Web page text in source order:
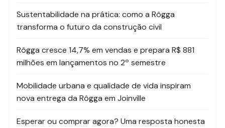
Sustentabilidade na prática: como a Rôgga
transforma o futuro da construção civil
Rôgga cresce 14,7% em vendas e prepara R$ 881
milhões em lançamentos no 2º semestre
Mobilidade urbana e qualidade de vida inspiram
nova entrega da Rôgga em Joinville
Esperar ou comprar agora? Uma resposta honesta